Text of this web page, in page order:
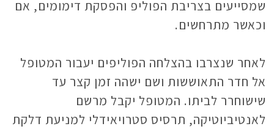
שמסייעים בצריבת הפוליפ והפסקת דימומים, אם
וכאשר מתרחשים.
לאחר שנצרבו בהצלחה הפוליפים יעבור המטופל
אל חדר התאוששות ושם ישהה זמן קצר עד
שישוחרר לביתו. המטופל יקבל מרשם
לאנטיביוטיקה, תרסיס סטרויאידלי למניעת דלקת